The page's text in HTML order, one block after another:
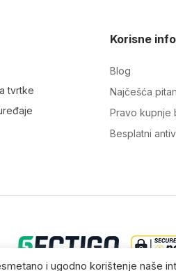
tvrtke
Korisne
Blog
Najčešća
Pravo kupnje
Besplatni
i ugodno korištenje naše